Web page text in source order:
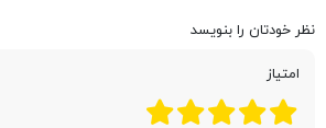
نظر خودتان را بنویسد
امتیاز